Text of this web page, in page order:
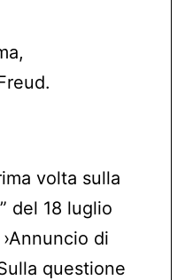
volta sulla
del 18 luglio
di
questione